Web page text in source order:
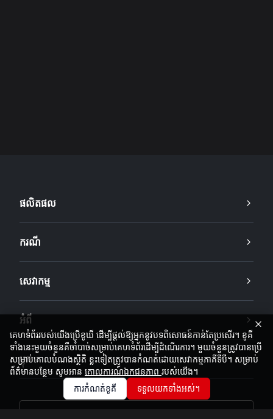
ផលិតផល
ករណី
សេវាកម្ម
អំពី
ប្លុក
គេហទំព័ររបស់យើងប្រើខូឃី ដើម្បីផ្តល់ឱ្យអ្នកនូវបទពិសោធន៍កាន់តែប្រសើរ។ ខូគី
ទាំងនេះមួយចំនួនគឺចាំបាច់សម្រាប់គេហទំព័រដើម្បីដំណើរការ។ មួយចំនួនត្រូវបានប្រើ
សម្រាប់គោលបំណងស្ថិតិ ខ្លះទៀតត្រូវបានកំណត់ដោយសេវាកម្មភាគីទីបី។ សម្រាប់
ព័ត៌មានបន្ថែម សូមអាន គោលការណ៍ឯកជនភាព របស់យើង។
ការកំណត់ខូគី
ទទួលយកទាំងអស់។